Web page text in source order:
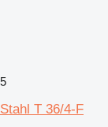
5
Stahl T 36/4-F